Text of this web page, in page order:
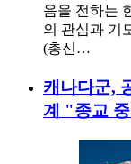
음을 전하는
의 관심과 기
(총신…
캐나다군,
계 "종교